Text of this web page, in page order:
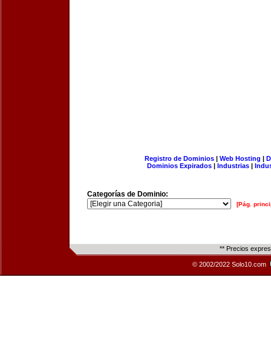
Registro de Dominios| Web Hosting |
Dominios Expirados | Industrias |
Categorías de Dominio:
[Pág.
** Precios
© 2002/2022 Solo10.com